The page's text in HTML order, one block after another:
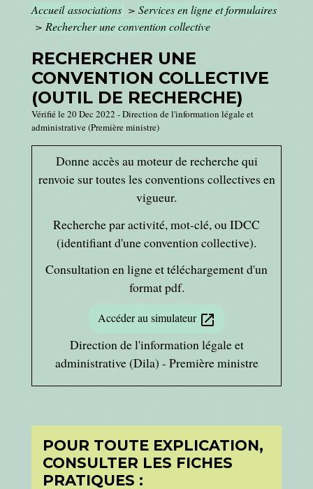
Accueil associations > Services en ligne et formulaires
> Rechercher une convention collective
RECHERCHER UNE
CONVENTION COLLECTIVE
(OUTIL DE RECHERCHE)
Vérifié le 20 Dec 2022 - Direction de l'information légale et
administrative (Première ministre)
Donne accès au moteur de recherche qui
renvoie sur toutes les conventions collectives en
vigueur.
Recherche par activité, mot-clé, ou IDCC
(identifiant d'une convention collective).
Consultation en ligne et téléchargement d'un
format pdf.
Accéder au simulateur open_in_new
Direction de l'information légale et
administrative (Dila) - Première ministre
POUR TOUTE EXPLICATION,
CONSULTER LES FICHES
PRATIQUES :